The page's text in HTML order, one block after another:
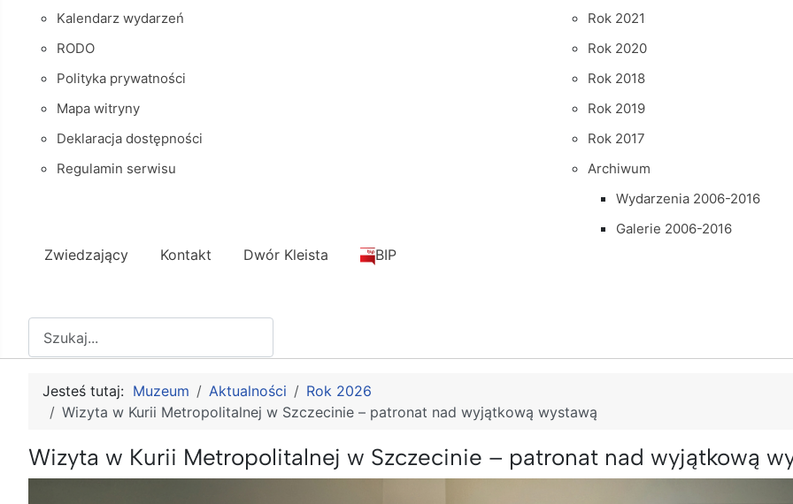
Kalendarz wydarzeń
RODO
Polityka prywatności
Mapa witryny
Deklaracja dostępności
Regulamin serwisu
Rok 2021
Rok 2020
Rok 2018
Rok 2019
Rok 2017
Archiwum
Wydarzenia 2006-2016
Galerie 2006-2016
Zwiedzający Kontakt Dwór Kleista BIP
Jesteś tutaj: Muzeum Aktualności
Rok 2026
Wizyta w Kurii Metropolitalnej w Szczecinie – patronat nad wyjątkową wystawą
Wizyta w Kurii Metropolitalnej w Szczecinie – patronat nad wyjątkową